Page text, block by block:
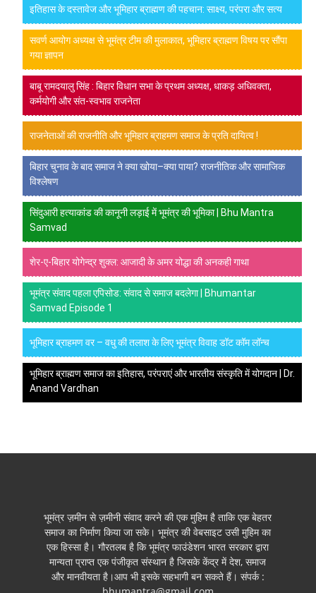
इतिहास के दस्तावेज और भूमिहार ब्राह्मण की पहचान: साक्ष्य, परंपरा और सत्य
सवर्ण आयोग अध्यक्ष से भूमंत्र टीम की मुलाकात, भूमिहार ब्राह्मण विषय पर सौंपा
गया ज्ञापन
बाबू रामदयालु सिंह : बिहार विधान सभा के प्रथम अध्यक्ष, धाकड़ अधिवक्ता,
कर्मयोगी और संत-स्वभाव राजनेता
राजनेताओं की राजनीति और भूमिहार ब्राहमण समाज के प्रति दायित्व !
बिहार चुनाव के बाद समाज ने क्या खोया–क्या पाया? राजनीतिक और सामाजिक
विश्लेषण
सिंदुआरी हत्याकांड की कानूनी लड़ाई में भूमंत्र की भूमिका | Bhu Mantra
Samvad
शेर-ए-बिहार योगेन्द्र शुक्ल: आजादी के अमर योद्धा की अनकही गाथा
भूमंत्र संवाद पहला एपिसोड: संवाद से समाज बदलेगा | Bhumantar
Samvad Episode 1
भूमिहार ब्राहमण वर – वधु की तलाश के लिए भूमंत्र विवाह डॉट कॉम लॉन्च
भूमिहार ब्राह्मण समाज का इतिहास, परंपराएं और भारतीय संस्कृति में योगदान | Dr.
Anand Vardhan
भूमंत्र ज़मीन से ज़मीनी संवाद करने की एक मुहिम है ताकि एक बेहतर
समाज का निर्माण किया जा सके। भूमंत्र की वेबसाइट उसी मुहिम का
एक हिस्सा है। गौरतलब है कि भूमंत्र फाउंडेशन भारत सरकार द्वारा
मान्यता प्राप्त एक पंजीकृत संस्थान है जिसके केंद्र में देश, समाज
और मानवीयता है।आप भी इसके सहभागी बन सकते हैं। संपर्क :